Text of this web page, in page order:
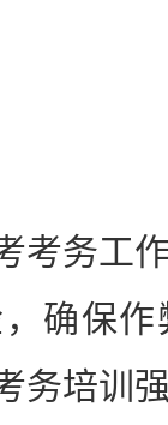
务工作
确保
务培训